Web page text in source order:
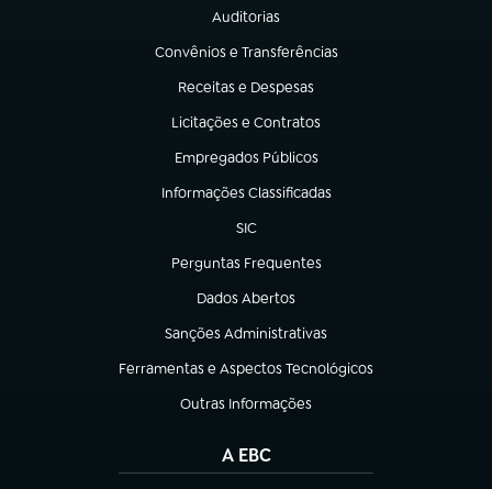
Auditorias
(abre em nova aba)
Convênios e Transferências
(abre em nova aba)
Receitas e Despesas
(abre em nova aba)
Licitações e Contratos
(abre em nova aba)
Empregados Públicos
(abre em nova aba)
Informações Classificadas
(abre em nova aba)
SIC
(abre em nova aba)
Perguntas Frequentes
(abre em nova aba)
Dados Abertos
(abre em nova aba)
Sanções Administrativas
(abre em nova aba)
Ferramentas e Aspectos Tecnológicos
(abre em nova aba)
Outras Informações
(abre em nova aba)
A EBC